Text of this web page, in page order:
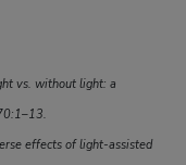
vs. without light: a
effects of light-assisted